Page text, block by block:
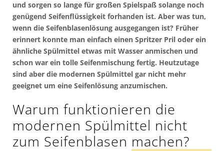
und sorgen so lange für großen Spielspaß solange noch
genügend Seifenflüssigkeit forhanden ist. Aber was tun,
wenn die Seifenblasenlösung ausgegangen ist? Früher
erinnert konnte man einfach einen Spritzer Pril oder ein
ähnliche Spülmittel etwas mit Wasser anmischen und
schon war ein tolle Seifenmischung fertig. Heutzutage
sind aber die modernen Spülmittel gar nicht mehr
geeignet um eine Seifenlösung anzumischen.
Warum funktionieren die
modernen Spülmittel nicht
zum Seifenblasen machen?